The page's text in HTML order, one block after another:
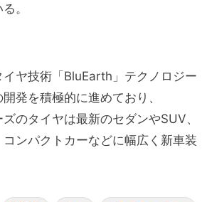
。
ヤ技術「BluEarth」テクノロジー
発を積極的に進めており、
のタイヤは最新のセダンやSUV、
ンパクトカーなどに幅広く新車装